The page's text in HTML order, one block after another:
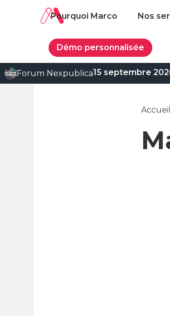
Pourquoi Marco Nos
Démo personnalisée
Forum Nexpublica15 septembre
Accueil